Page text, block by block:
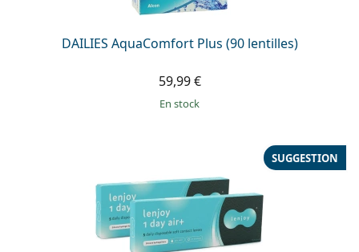
DAILIES AquaComfort Plus (90 lentilles)
59,99 €
en stock
SUGGESTION